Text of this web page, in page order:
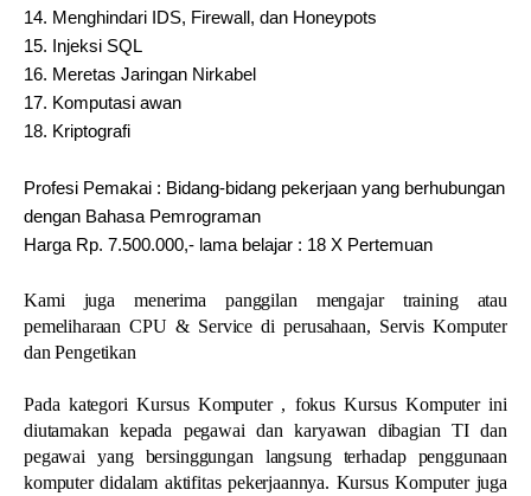
14. Menghindari IDS, Firewall, dan Honeypots
15. Injeksi SQL
16. Meretas Jaringan Nirkabel
17. Komputasi awan
18. Kriptografi
Profesi Pemakai : Bidang-bidang pekerjaan yang berhubungan
dengan Bahasa Pemrograman
Harga Rp. 7.500.000,- lama belajar : 18 X Pertemuan
Kami juga menerima panggilan mengajar training atau
pemeliharaan CPU & Service di perusahaan, Servis Komputer
dan Pengetikan
Pada kategori Kursus Komputer , fokus Kursus Komputer ini
diutamakan kepada pegawai dan karyawan dibagian TI dan
pegawai yang bersinggungan langsung terhadap penggunaan
komputer didalam aktifitas pekerjaannya. Kursus Komputer juga